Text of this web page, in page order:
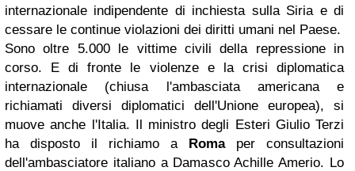
internazionale indipendente di inchiesta sulla Siria e di
cessare le continue violazioni dei diritti umani nel Paese.
Sono oltre 5.000 le vittime civili della repressione in
corso.
E di fronte le violenze e la crisi diplomatica
internazionale (chiusa l'ambasciata americana e
richiamati diversi diplomatici dell'Unione europea), si
muove anche l'Italia. Il ministro degli Esteri Giulio Terzi
ha disposto il richiamo a Romaper consultazioni
dell'ambasciatore italiano a Damasco Achille Amerio. Lo